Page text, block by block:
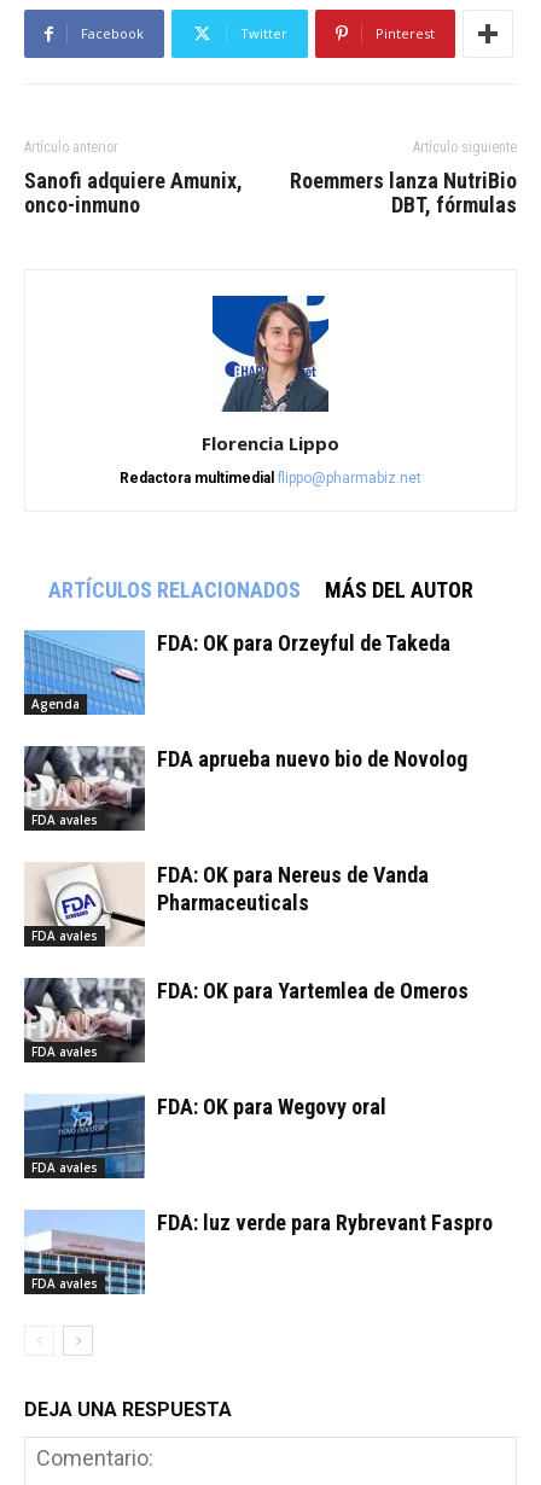
Facebook Twitter Pinterest
Artículo anterior
Sanofi adquiere Amunix,
onco-inmuno
Artículo siguiente
Roemmers lanza NutriBio
DBT, fórmulas
Florencia Lippo
Redactora multimedial flippo@pharmabiz.net
ARTÍCULOS RELACIONADOS MÁS DEL AUTOR
Agenda
FDA: OK para Orzeyful de Takeda
FDA avales
FDA aprueba nuevo bio de Novolog
FDA avales
FDA: OK para Nereus de Vanda
Pharmaceuticals
FDA avales
FDA: OK para Yartemlea de Omeros
FDA avales
FDA: OK para Wegovy oral
FDA avales
FDA: luz verde para Rybrevant Faspro
DEJA UNA RESPUESTA